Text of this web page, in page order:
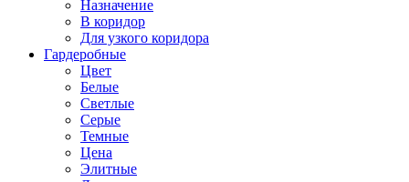
Назначение
В коридор
Для узкого коридора
Гардеробные
Цвет
Белые
Светлые
Серые
Темные
Цена
Элитные